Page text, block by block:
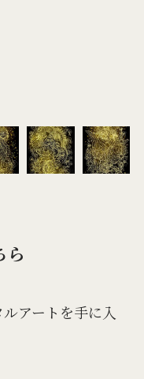
ら
アートを手に入